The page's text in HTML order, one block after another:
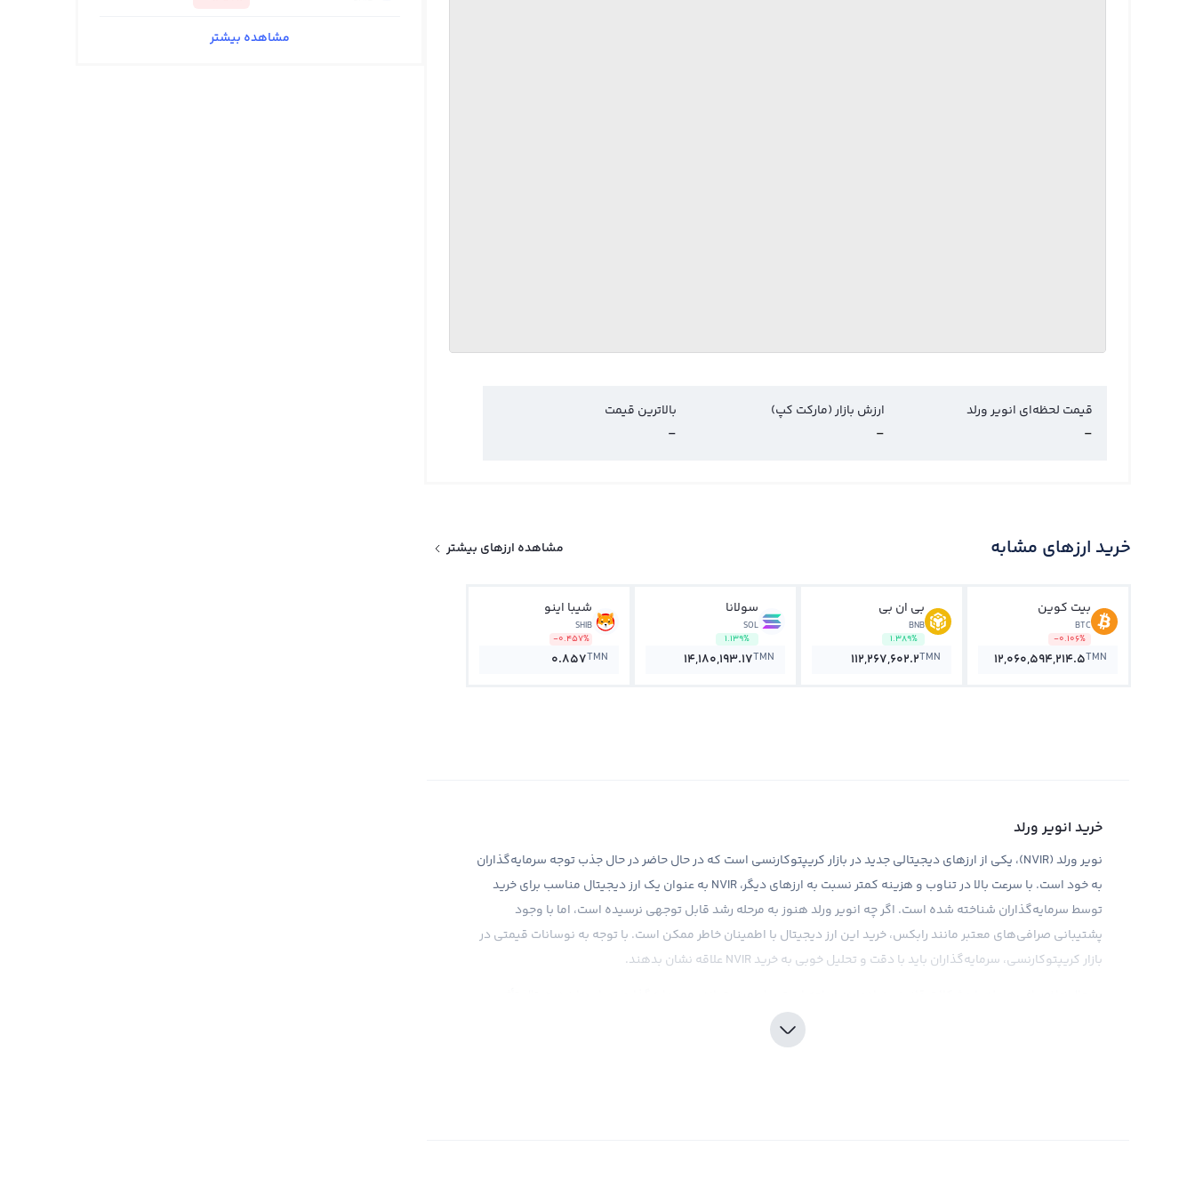
قیمت لحظه‌ای انویر ورلد
-
ارزش بازار (مارکت کپ)
-
بالاترین قیمت
-
خرید ارزهای مشابه مشاهده ارزهای بیشتر
بیت کوین
BTC
-0.106%
12,060,594,214.5TMN
بی ان بی
BNB
1.389%
112,267,602.2TMN
سولانا
SOL
1.139%
14,180,193.17TMN
شیبا اینو
SHIB
-0.457%
0.857TMN
خرید انویر ورلد
نویر ورلد (NVIR)، یکی از ارزهای دیجیتالی جدید در بازار کریپتوکارنسی است که در حال حاضر در حال جذب توجه سرمایه‌گذاران
به خود است. با سرعت بالا در تناوب و هزینه کمتر نسبت به ارزهای دیگر، NVIR به عنوان یک ارز دیجیتال مناسب برای خرید
توسط سرمایه‌گذاران شناخته شده است. اگر چه انویر ورلد هنوز به مرحله رشد قابل توجهی نرسیده است، اما با وجود
پشتیبانی صرافی‌های معتبر مانند رابکس، خرید این ارز دیجیتال با اطمینان خاطر ممکن است. با توجه به نوسانات قیمتی در
بازار کریپتوکارنسی، سرمایه‌گذاران باید با دقت و تحلیل خوبی به خرید NVIR علاقه نشان بدهند.
اطمینان بیشتری می‌دهد. در پایان، باید توجه داشته باشیم که هرگونه سرمایه‌گذاری در بازار کریپتوکارنسی ریسک‌های
مشاهده بیشتر